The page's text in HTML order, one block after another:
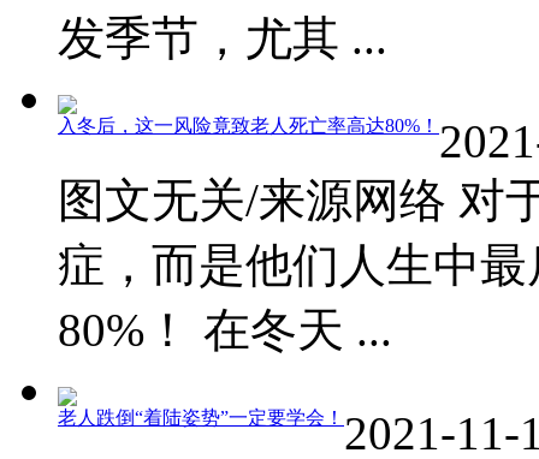
发季节，尤其 ...
入冬后，这一风险竟致老人死亡率高达80%！
图文无关/来源网络 对
症，而是他们人生中
80%！ 在冬天 ...
老人跌倒“着陆姿势”一定要学会！ 2021-11-